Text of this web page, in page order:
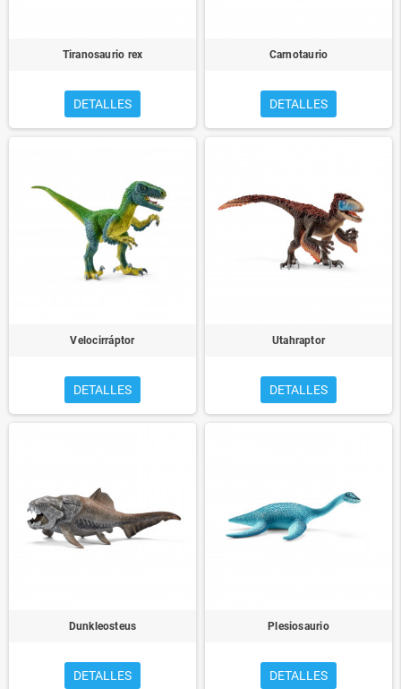
Tiranosaurio rex
DETALLES
Carnotaurio
DETALLES
Velocirráptor
DETALLES
Utahraptor
DETALLES
Dunkleosteus
DETALLES
Plesiosaurio
DETALLES